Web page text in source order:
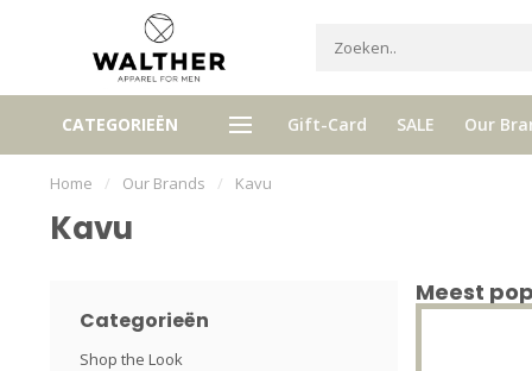
CATEGORIEËN Gift-Card SALE Our
High quality brands with authentic
stories and traditions
mixed by Walther,
selector!
Home / Our Brands / Kavu
Kavu
Categorieën
Shop the Look
Meest